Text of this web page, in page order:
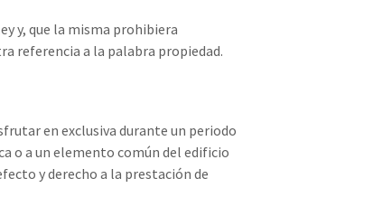
y, que la misma prohibiera
referencia a la palabra propiedad.
en exclusiva durante un periodo
o a un elemento común del edificio
y derecho a la prestación de